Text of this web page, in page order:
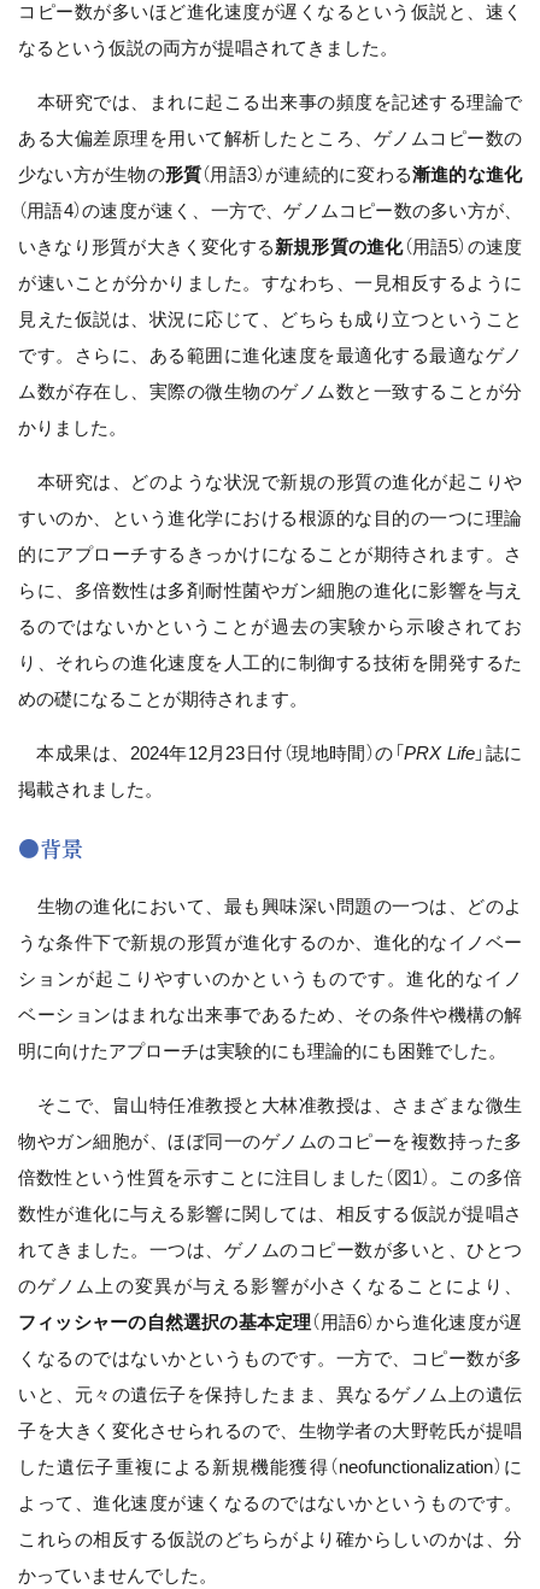
コピー数が多いほど進化速度が遅くなるという仮説と、速く
なるという仮説の両方が提唱されてきました。
本研究では、まれに起こる出来事の頻度を記述する理論で
ある大偏差原理を用いて解析したところ、ゲノムコピー数の
少ない方が生物の形質（用語3）が連続的に変わる漸進的な進化
（用語4）の速度が速く、一方で、ゲノムコピー数の多い方が、
いきなり形質が大きく変化する新規形質の進化（用語5）の速度
が速いことが分かりました。すなわち、一見相反するように
見えた仮説は、状況に応じて、どちらも成り立つということ
です。さらに、ある範囲に進化速度を最適化する最適なゲノ
ム数が存在し、実際の微生物のゲノム数と一致することが分
かりました。
本研究は、どのような状況で新規の形質の進化が起こりや
すいのか、という進化学における根源的な目的の一つに理論
的にアプローチするきっかけになることが期待されます。さ
らに、多倍数性は多剤耐性菌やガン細胞の進化に影響を与え
るのではないかということが過去の実験から示唆されてお
り、それらの進化速度を人工的に制御する技術を開発するた
めの礎になることが期待されます。
本成果は、2024年12月23日付（現地時間）の「PRX Life」誌に
掲載されました。
●背景
生物の進化において、最も興味深い問題の一つは、どのよ
うな条件下で新規の形質が進化するのか、進化的なイノベー
ションが起こりやすいのかというものです。進化的なイノ
ベーションはまれな出来事であるため、その条件や機構の解
明に向けたアプローチは実験的にも理論的にも困難でした。
そこで、畠山特任准教授と大林准教授は、さまざまな微生
物やガン細胞が、ほぼ同一のゲノムのコピーを複数持った多
倍数性という性質を示すことに注目しました（図1）。この多倍
数性が進化に与える影響に関しては、相反する仮説が提唱さ
れてきました。一つは、ゲノムのコピー数が多いと、ひとつ
のゲノム上の変異が与える影響が小さくなることにより、
フィッシャーの自然選択の基本定理（用語6）から進化速度が遅
くなるのではないかというものです。一方で、コピー数が多
いと、元々の遺伝子を保持したまま、異なるゲノム上の遺伝
子を大きく変化させられるので、生物学者の大野乾氏が提唱
した遺伝子重複による新規機能獲得（neofunctionalization）に
よって、進化速度が速くなるのではないかというものです。
これらの相反する仮説のどちらがより確からしいのかは、分
かっていませんでした。